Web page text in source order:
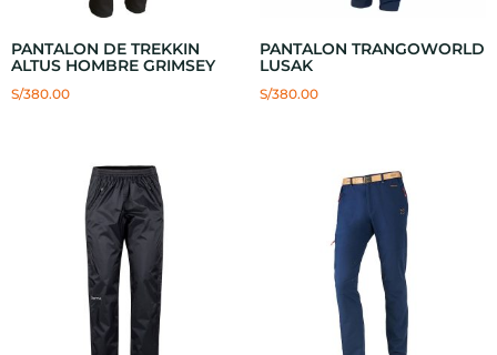
PANTALON DE TREKKIN
ALTUS HOMBRE GRIMSEY
S/380.00
PANTALON TRANGOWORLD
LUSAK
S/380.00